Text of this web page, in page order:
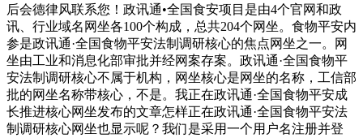
后会德律风联系您！政讯通•全国食安项目是由4个官网和政
讯、行业域名网坐各100个构成，总共204个网坐。食物平安内
参是政讯通·全国食物平安法制调研核心的焦点网坐之一。网
坐由工业和消息化部审批并经网案存案。政讯通·全国食物平
安法制调研核心不属于机构，网坐核心是网坐的名称，工信部
批的网坐名称带核心，不是。我正在政讯通·全国食物平安成
长推进核心网坐发布的文章怎样正在政讯通·全国食物平安法
制调研核心网坐也显示呢？我们是采用一个用户名注册并登